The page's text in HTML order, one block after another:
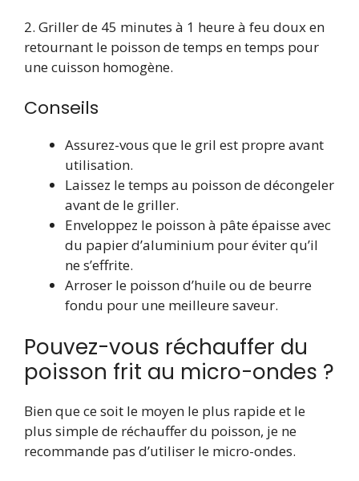
2. Griller de 45 minutes à 1 heure à feu doux en
retournant le poisson de temps en temps pour
une cuisson homogène.
Conseils
Assurez-vous que le gril est propre avant
utilisation.
Laissez le temps au poisson de décongeler
avant de le griller.
Enveloppez le poisson à pâte épaisse avec
du papier d’aluminium pour éviter qu’il
ne s’effrite.
Arroser le poisson d’huile ou de beurre
fondu pour une meilleure saveur.
Pouvez-vous réchauffer du
poisson frit au micro-ondes ?
Bien que ce soit le moyen le plus rapide et le
plus simple de réchauffer du poisson, je ne
recommande pas d’utiliser le micro-ondes.